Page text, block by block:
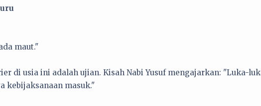
maut."
di usia ini adalah ujian. Kisah Nabi Yusuf mengajarkan: "Luka-
kebijaksanaan masuk."